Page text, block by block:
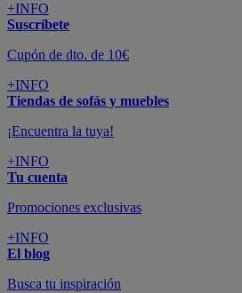
+INFO
Suscríbete
Cupón de dto. de 10€
+INFO
Tiendas de sofás y muebles
¡Encuentra la tuya!
+INFO
Tu cuenta
Promociones exclusivas
+INFO
El blog
Busca tu inspiración